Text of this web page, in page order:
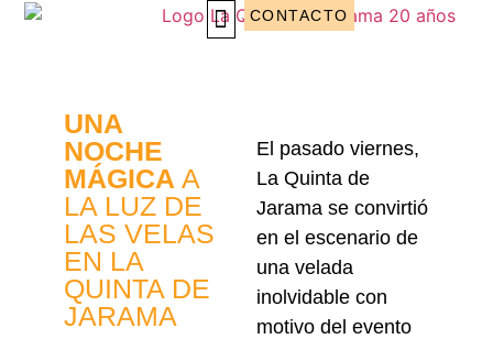
CONTACTO
UNA
NOCHE
MÁGICA A
LA LUZ DE
LAS VELAS
EN LA
QUINTA DE
JARAMA
El pasado viernes,
La Quinta de
Jarama se convirtió
en el escenario de
una velada
inolvidable con
motivo del evento